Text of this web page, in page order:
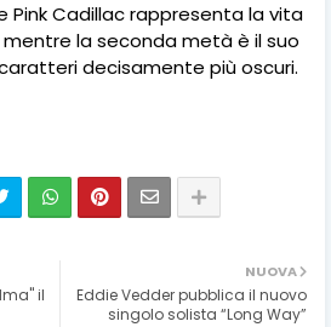
Pink Cadillac rappresenta la vita
mentre la seconda metà è il suo
decisamente più oscuri.
NUOVA
Eddie Vedder pubblica il nuovo
singolo solista “Long Way”
il